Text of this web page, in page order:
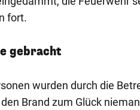
fort.
gebracht
wurden durch die
Brand zum Glück